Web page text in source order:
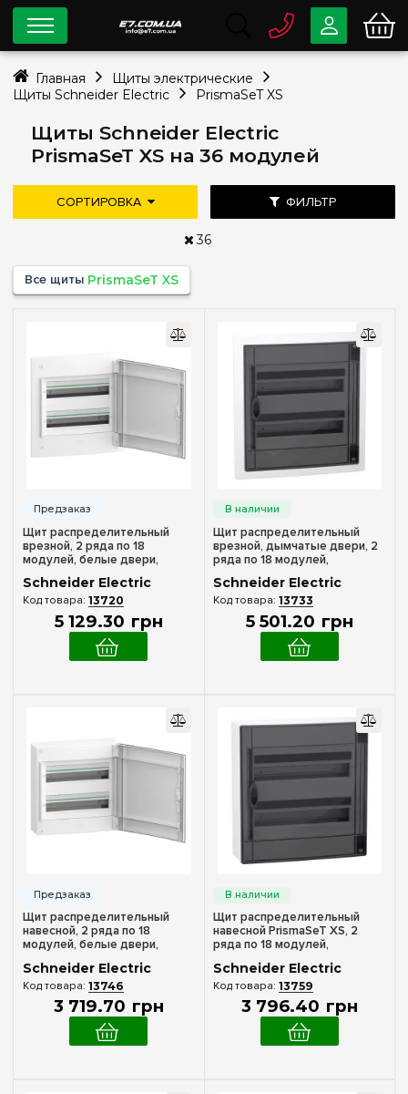
Щиты Schneider Electric
PrismaSeT XS на 36 модулей
СОРТИРОВКА ФИЛЬТР
—
Тип монтажа
Наружный
Внутренний (в нишу)
18(+14)
24(+2)
26(+8)
36
(+15)
72(+18)
96(+27)
120(+27)
192
Комплектация клеммами PE+N
В комплекте(4)
Пластик
Дверца
Белая(3)
Дымчатая (3)
36
Все щиты PrismaSeT XS
Щит распределительный
врезной, 2 ряда по 18
модулей, белые двери,
PrismaSeT XS Schneider
Electric LVSXN218
Schneider Electric
13720
5 129.30 грн
Щит распределительный
врезной, дымчатые двери, 2
ряда по 18 модулей,
PrismaSeT XS, Schneider
Electric LVSXP218
Schneider Electric
13733
5 501.20 грн
Щит распределительный
навесной, 2 ряда по 18
модулей, белые двери,
Electric LVSXQ218
Schneider Electric
13746
3 719.70 грн
Щит распределительный
навесной PrismaSeT XS, 2
ряда по 18 модулей,
Electric LVSXR218
Schneider Electric
13759
3 796.40 грн
0 800 33-63-07
info@e7.com.ua
044334-79-78
Viber Telegram
Главная
Щиты электрические
Щиты Schneider Electric
PrismaSeT XS